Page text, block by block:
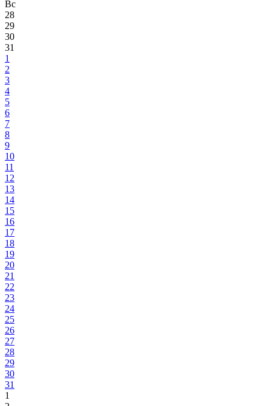
Вс
28
29
30
31
1
2
3
4
5
6
7
8
9
10
11
12
13
14
15
16
17
18
19
20
21
22
23
24
25
26
27
28
29
30
31
1